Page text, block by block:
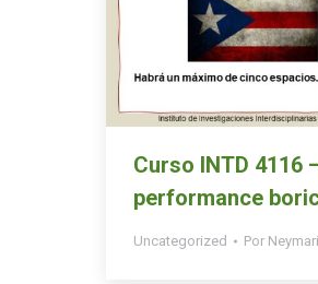
Curso INTD 4116
performance
Uncategorized Por